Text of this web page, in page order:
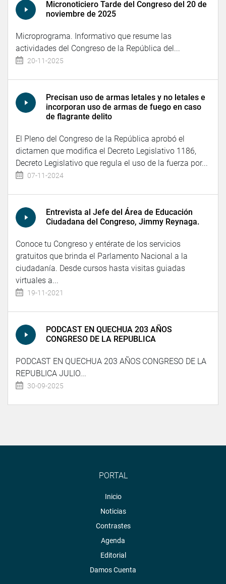
Micronoticiero Tarde del Congreso del 20 de
noviembre de 2025
Microprograma. Informativo que resume las
actividades del Congreso de la República del...
20-11-2025
Precisan uso de armas letales y no letales e
incorporan uso de armas de fuego en caso
de flagrante delito
El Pleno del Congreso de la República aprobó el
dictamen que modifica el Decreto Legislativo 1186,
Decreto Legislativo que regula el uso de la fuerza por...
07-11-2024
Entrevista al Jefe del Área de Educación
Ciudadana del Congreso, Jimmy Reynaga.
Conoce tu Congreso y entérate de los servicios
gratuitos que brinda el Parlamento Nacional a la
ciudadanía. Desde cursos hasta visitas guiadas
virtuales a...
19-11-2021
PODCAST EN QUECHUA 203 AÑOS
CONGRESO DE LA REPUBLICA
PODCAST EN QUECHUA 203 AÑOS CONGRESO DE LA
REPUBLICA JULIO...
30-09-2025
PORTAL
Inicio
Noticias
Contrastes
Agenda
Editorial
Damos Cuenta